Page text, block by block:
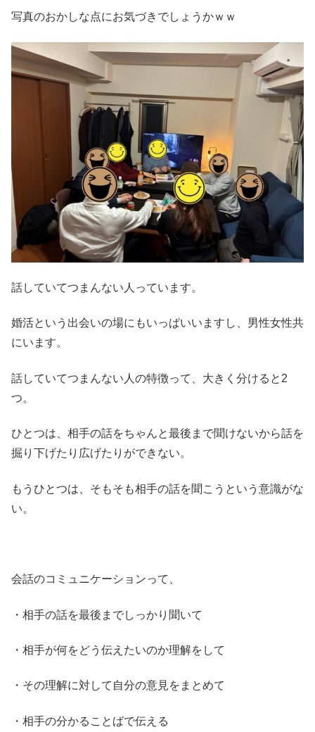
写真のおかしな点にお気づきでしょうかｗｗ
話していてつまんない人っています。
婚活という出会いの場にもいっぱいいますし、男性女性共
にいます。
話していてつまんない人の特徴って、大きく分けると2
つ。
ひとつは、相手の話をちゃんと最後まで聞けないから話を
掘り下げたり広げたりができない。
もうひとつは、そもそも相手の話を聞こうという意識がな
い。
会話のコミュニケーションって、
・相手の話を最後までしっかり聞いて
・相手が何をどう伝えたいのか理解をして
・その理解に対して自分の意見をまとめて
・相手の分かることばで伝える